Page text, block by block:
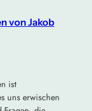
von Jakob
ist
uns erwischen